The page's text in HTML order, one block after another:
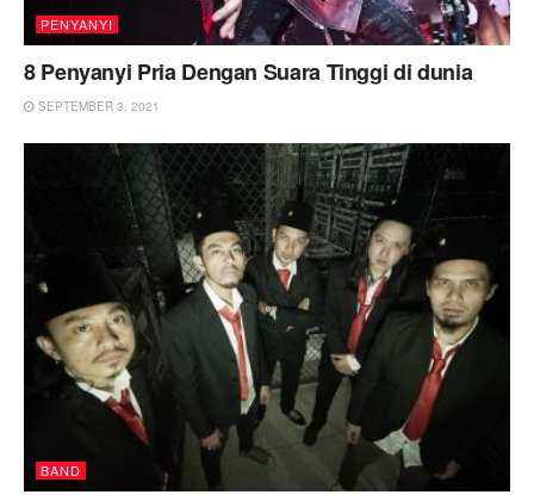
PENYANYI
8 Penyanyi Pria Dengan Suara Tinggi di dunia
SEPTEMBER 3, 2021
BAND